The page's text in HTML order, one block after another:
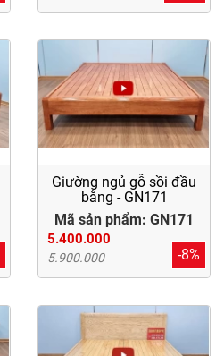
Giường ngủ gỗ sồi đầu
bằng - GN171
Mã sản phẩm: GN171
5.400.000
5.900.000 -8%